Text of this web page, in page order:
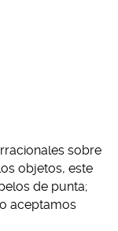
sobre
objetos, este
de punta;
aceptamos